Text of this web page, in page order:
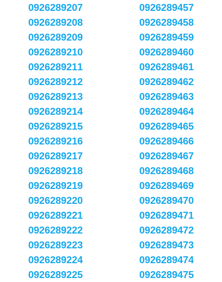
0926289207
0926289208
0926289209
0926289210
0926289211
0926289212
0926289213
0926289214
0926289215
0926289216
0926289217
0926289218
0926289219
0926289220
0926289221
0926289222
0926289223
0926289224
0926289225
0926289457
0926289458
0926289459
0926289460
0926289461
0926289462
0926289463
0926289464
0926289465
0926289466
0926289467
0926289468
0926289469
0926289470
0926289471
0926289472
0926289473
0926289474
0926289475